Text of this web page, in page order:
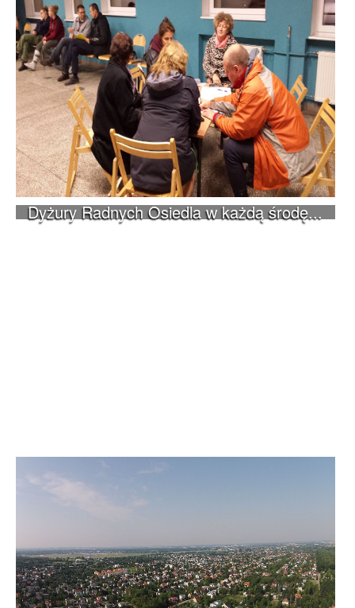
Dyżury Radnych Osiedla w każdą środę...